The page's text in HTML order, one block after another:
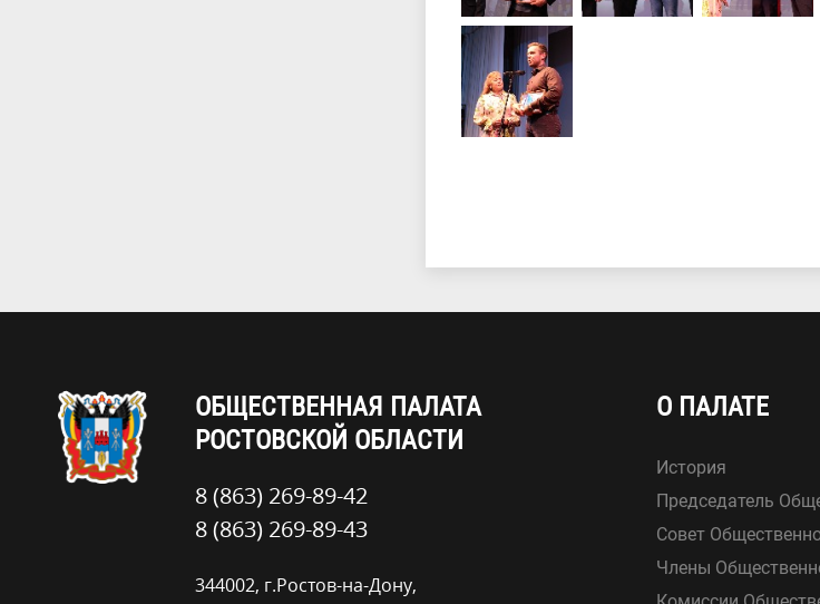
ОБЩЕСТВЕННАЯ ПАЛАТА
РОСТОВСКОЙ ОБЛАСТИ
8 (863) 269-89-42
8 (863) 269-89-43
344002, г.Ростов-на-Дону,
О ПАЛАТЕ
История
Председатель
Совет
Члены